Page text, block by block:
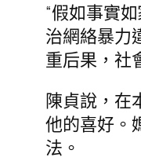
“假如事實
治網絡暴力
重后果，社
陳貞說，在
他的喜好。
法。